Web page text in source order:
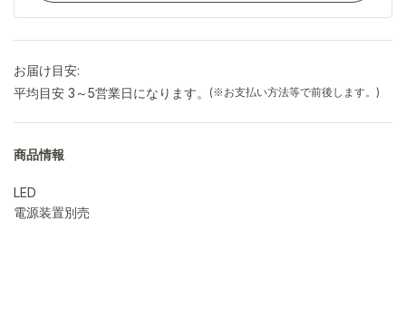
お届け目安:
平均目安 3～5営業日になります。
(※お支払い方法等で前後します。)
商品情報
LED
電源装置別売